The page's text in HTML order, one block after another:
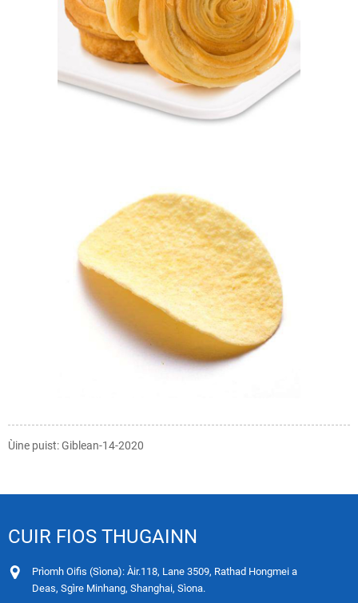
Ùine puist: Giblean-14-2020
CUIR FIOS THUGAINN
Prìomh Oifis (Sìona): Àir.118, Lane 3509, Rathad Hongmei a
Deas, Sgìre Minhang, Shanghai, Sìona.